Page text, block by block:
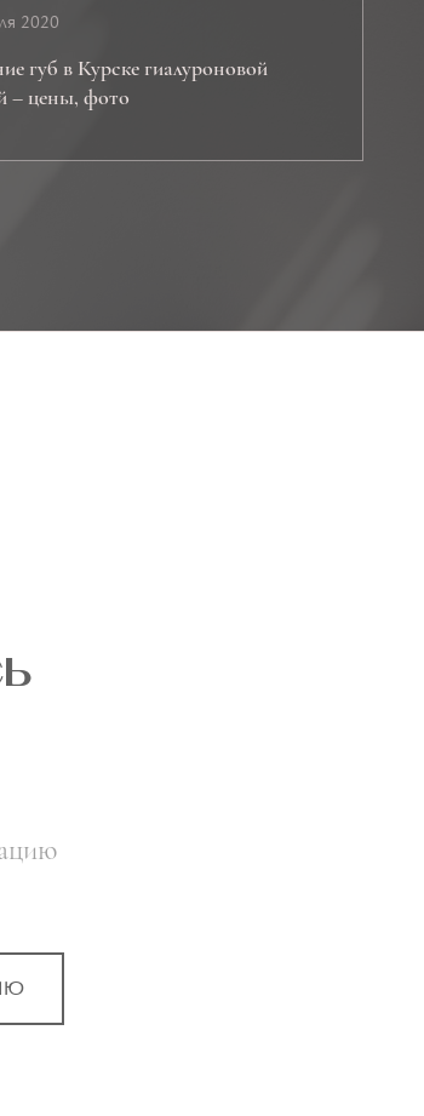
2020
губ в Курске гиалуроновой
– цены, фото